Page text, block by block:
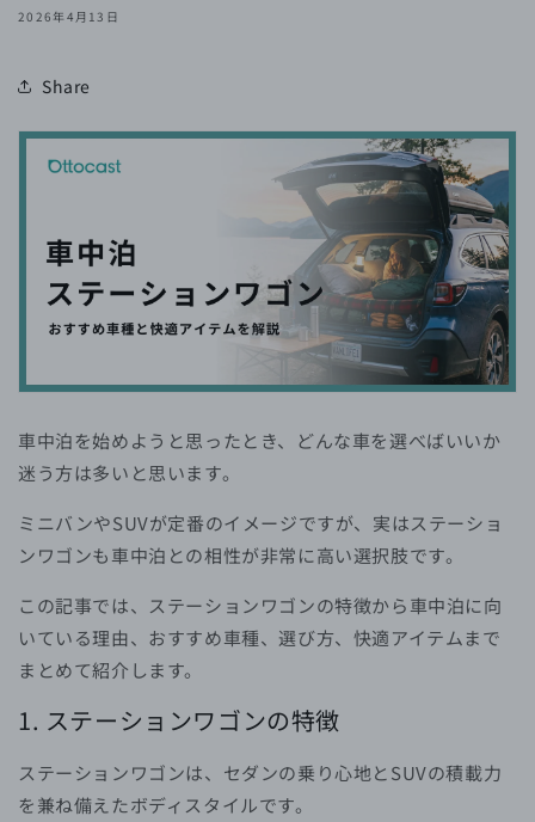
2026年4月13日
Share
車中泊を始めようと思ったとき、どんな車を選べばいいか
迷う方は多いと思います。
ミニバンやSUVが定番のイメージですが、実はステーショ
ンワゴンも車中泊との相性が非常に高い選択肢です。
この記事では、ステーションワゴンの特徴から車中泊に向
いている理由、おすすめ車種、選び方、快適アイテムまで
まとめて紹介します。
1. ステーションワゴンの特徴
ステーションワゴンは、セダンの乗り心地とSUVの積載力
を兼ね備えたボディスタイルです。